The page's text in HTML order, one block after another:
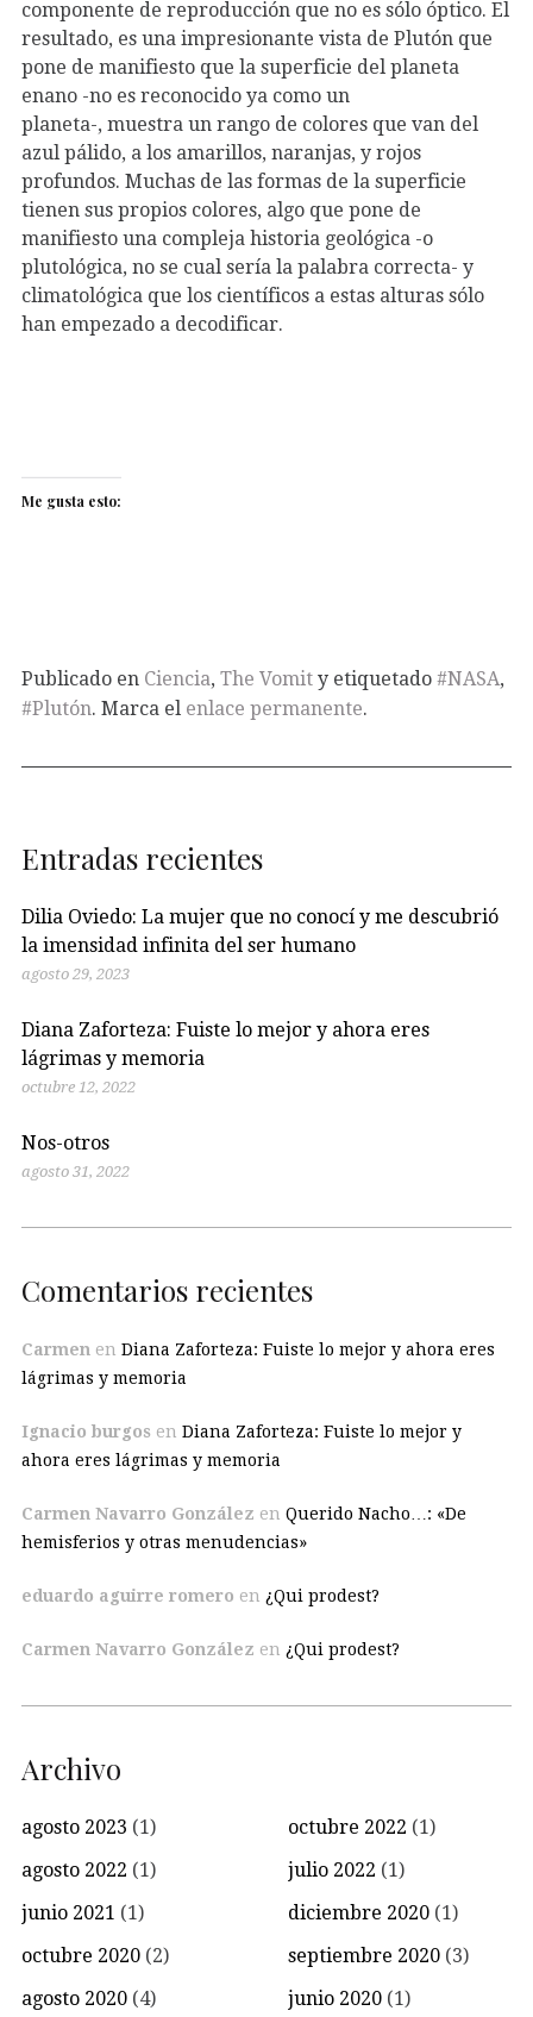
componente de reproducción que no es sólo óptico. El
resultado, es una impresionante vista de Plutón que
pone de manifiesto que la superficie del planeta
enano -no es reconocido ya como un
planeta-, muestra un rango de colores que van del
azul pálido, a los amarillos, naranjas, y rojos
profundos. Muchas de las formas de la superficie
tienen sus propios colores, algo que pone de
manifiesto una compleja historia geológica -o
plutológica, no se cual sería la palabra correcta- y
climatológica que los científicos a estas alturas sólo
han empezado a decodificar.
Me gusta esto:
Publicado en Ciencia, The Vomit y etiquetado #NASA,
#Plutón. Marca el enlace permanente.
Entradas recientes
Dilia Oviedo: La mujer que no conocí y me descubrió
la imensidad infinita del ser humano
agosto 29, 2023
Diana Zaforteza: Fuiste lo mejor y ahora eres
lágrimas y memoria
octubre 12, 2022
Nos-otros
agosto 31, 2022
Comentarios recientes
Carmen en Diana Zaforteza: Fuiste lo mejor y ahora eres
lágrimas y memoria
Ignacio burgos en Diana Zaforteza: Fuiste lo mejor y
ahora eres lágrimas y memoria
Carmen Navarro González en Querido Nacho…: «De
hemisferios y otras menudencias»
eduardo aguirre romero en ¿Qui prodest?
Carmen Navarro González en ¿Qui prodest?
Archivo
agosto 2023 (1) octubre 2022 (1)
agosto 2022 (1) julio 2022 (1)
junio 2021 (1) diciembre 2020 (1)
octubre 2020 (2) septiembre 2020 (3)
agosto 2020 (4) junio 2020 (1)